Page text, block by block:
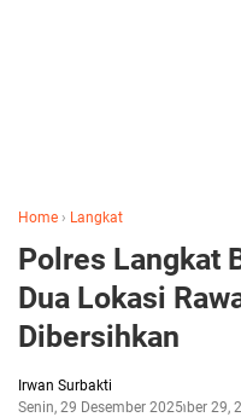
Home › Langkat
Polres Langkat
Dua Lokasi
Dibersihkan
Irwan Surbakti
Senin, 29 Desember 2025Desember 29,